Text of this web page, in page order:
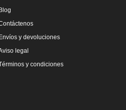
Blog
Envíos y devoluciones
legal
y condiciones